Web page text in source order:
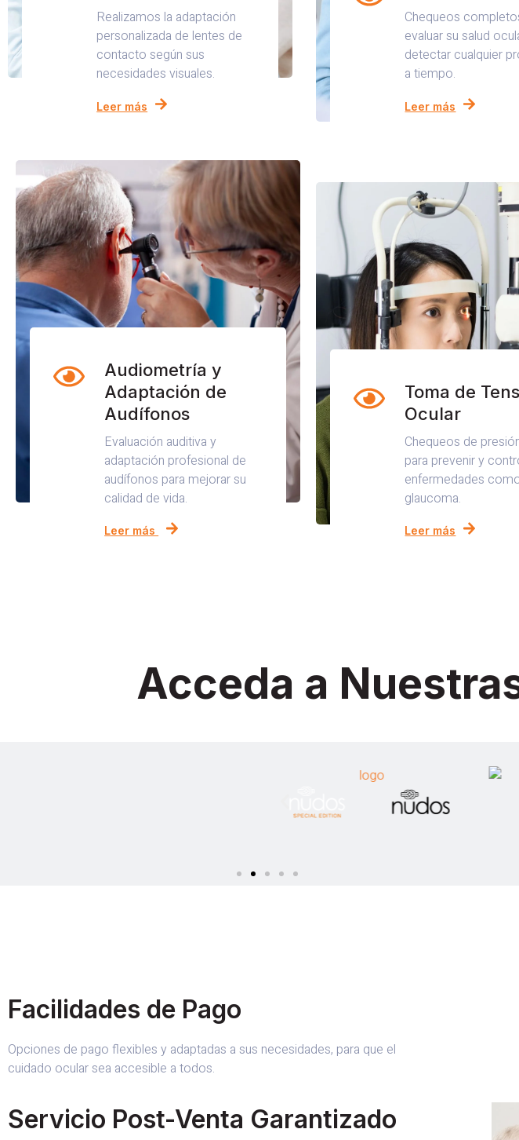
Realizamos la adaptación
personalizada de lentes de
contacto según sus
necesidades visuales.
Leer más
Chequeos
evaluar su salud
detectar cualquier
a tiempo.
Leer más
Audiometría y
Adaptación de
Audífonos
Evaluación auditiva y
adaptación profesional de
audífonos para mejorar su
calidad de vida.
Leer más
Toma de
Ocular
Chequeos de
para prevenir y
enfermedades
glaucoma.
Leer más
Acceda a
Facilidades de Pago
Opciones de pago flexibles y adaptadas a sus necesidades, para que el
cuidado ocular sea accesible a todos.
Servicio Post-Venta Garantizado